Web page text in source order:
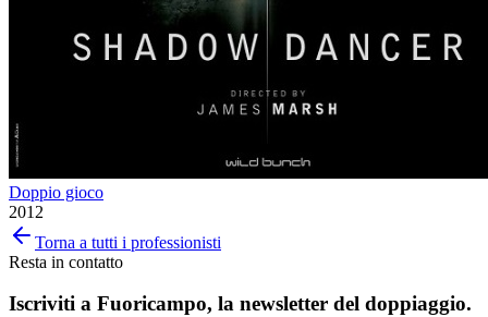
Doppio gioco
2012
Torna a tutti i professionisti
Resta in contatto
Iscriviti a Fuoricampo, la newsletter del doppiaggio.